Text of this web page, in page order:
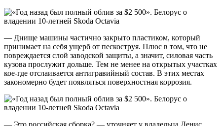
— Днище машины частично закрыто пластиком, который
принимает на себя ущерб от пескоструя. Плюс в том, что не
повреждается слой заводской защиты, а значит, силовая часть
кузова прослужит дольше. Тем не менее на открытых участках
кое-где отслаивается антигравийный состав. В этих местах
закономерно будет появляться поверхностная коррозия.